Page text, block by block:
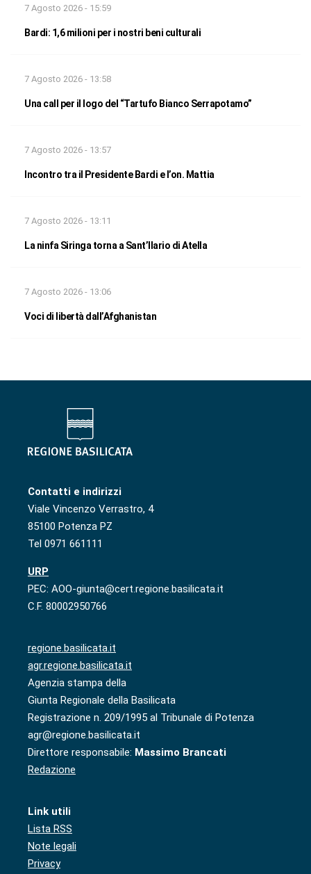
7 Agosto 2026 - 15:59
Bardi: 1,6 milioni per i nostri beni culturali
7 Agosto 2026 - 13:58
Una call per il logo del “Tartufo Bianco Serrapotamo”
7 Agosto 2026 - 13:57
Incontro tra il Presidente Bardi e l’on. Mattia
7 Agosto 2026 - 13:11
La ninfa Siringa torna a Sant’Ilario di Atella
7 Agosto 2026 - 13:06
Voci di libertà dall’Afghanistan
Contatti e indirizzi
Viale Vincenzo Verrastro, 4
85100 Potenza PZ
Tel 0971 661111
URP
PEC: AOO-giunta@cert.regione.basilicata.it
C.F. 80002950766
regione.basilicata.it
agr.regione.basilicata.it
Agenzia stampa della
Giunta Regionale della Basilicata
Registrazione n. 209/1995 al Tribunale di Potenza
agr@regione.basilicata.it
Direttore responsabile: Massimo Brancati
Redazione
Link utili
Lista RSS
Note legali
Privacy